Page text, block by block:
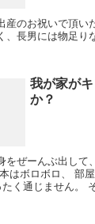
のお祝いで頂いた
、長男には物足り
我が家が
か？
をぜーんぶ出して